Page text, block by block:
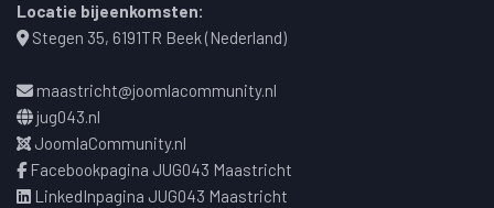
Locatie bijeenkomsten:
Stegen 35, 6191TR Beek (Nederland)
maastricht@joomlacommunity.nl
jug043.nl
JoomlaCommunity.nl
Facebookpagina JUG043 Maastricht
LinkedInpagina JUG043 Maastricht